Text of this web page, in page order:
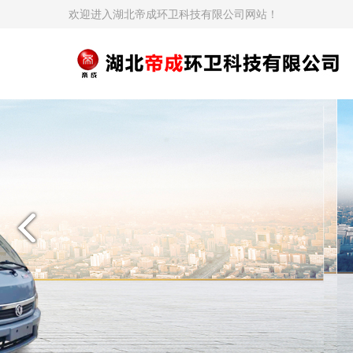
欢迎进入湖北帝成环卫科技有限公司网站！